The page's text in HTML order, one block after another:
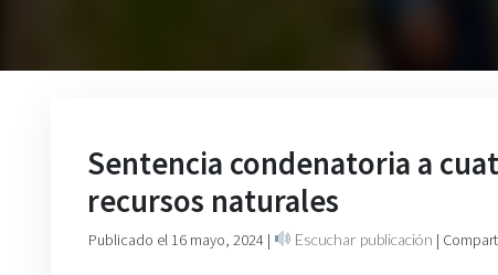
Sentencia condenatoria a
recursos naturales
Publicado el 16 mayo, 2024 | Escuchar publicación |